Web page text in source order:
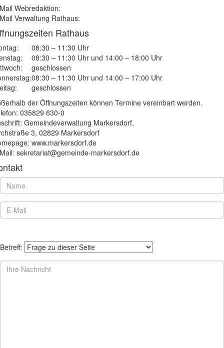
Webredaktion:
Verwaltung Rathaus:
Rathaus
08:30 – 11:30 Uhr
08:30 – 11:30 Uhr und 14:00 – 18:00 Uhr
geschlossen
08:30 – 11:30 Uhr und 14:00 – 17:00 Uhr
geschlossen
der Öffnungszeiten können Termine vereinbart werden.
035829 630-0
Gemeindeverwaltung Markersdorf,
3, 02829 Markersdorf
www.markersdorf.de
sekretariat@gemeinde-markersdorf.de
Betreff: